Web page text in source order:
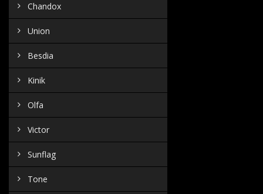
Chandox
Union
Besdia
Kinik
Olfa
Victor
Sunflag
Tone